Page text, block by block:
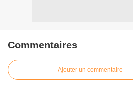
Commentaires
Ajouter un commentaire